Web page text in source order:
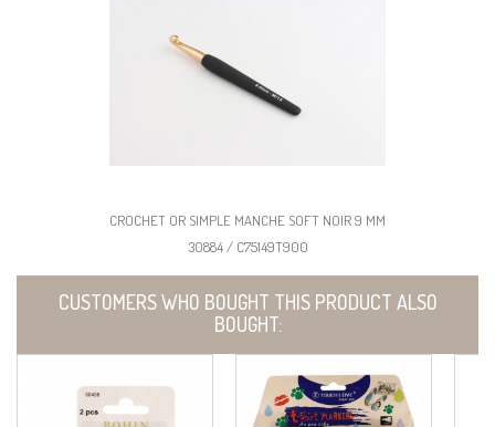
CROCHET OR SIMPLE MANCHE SOFT NOIR 9 MM
30884 / C75149T900
CUSTOMERS WHO BOUGHT THIS PRODUCT ALSO
BOUGHT: